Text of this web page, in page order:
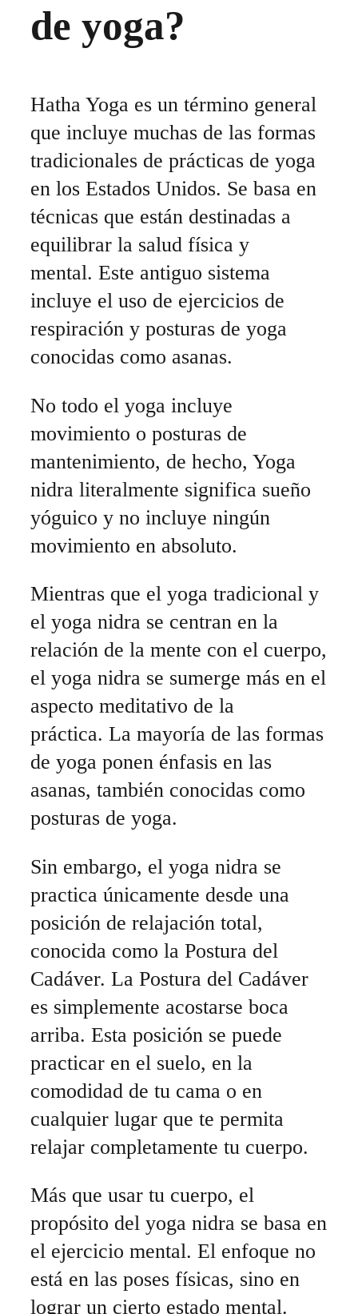
de yoga?
Hatha Yoga es un término general
que incluye muchas de las formas
tradicionales de prácticas de yoga
en los Estados Unidos. Se basa en
técnicas que están destinadas a
equilibrar la salud física y
mental. Este antiguo sistema
incluye el uso de ejercicios de
respiración y posturas de yoga
conocidas como asanas.
No todo el yoga incluye
movimiento o posturas de
mantenimiento, de hecho, Yoga
nidra literalmente significa sueño
yóguico y no incluye ningún
movimiento en absoluto.
Mientras que el yoga tradicional y
el yoga nidra se centran en la
relación de la mente con el cuerpo,
el yoga nidra se sumerge más en el
aspecto meditativo de la
práctica. La mayoría de las formas
de yoga ponen énfasis en las
asanas, también conocidas como
posturas de yoga.
Sin embargo, el yoga nidra se
practica únicamente desde una
posición de relajación total,
conocida como la Postura del
Cadáver. La Postura del Cadáver
es simplemente acostarse boca
arriba. Esta posición se puede
practicar en el suelo, en la
comodidad de tu cama o en
cualquier lugar que te permita
relajar completamente tu cuerpo.
Más que usar tu cuerpo, el
propósito del yoga nidra se basa en
el ejercicio mental. El enfoque no
está en las poses físicas, sino en
lograr un cierto estado mental.